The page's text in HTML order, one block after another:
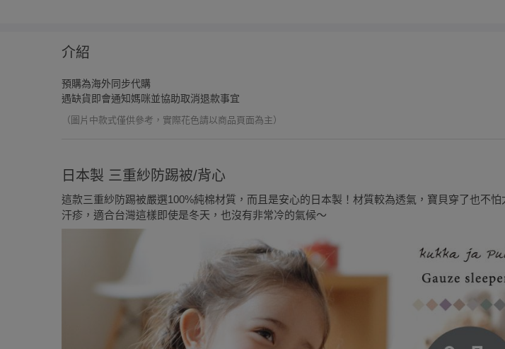
介紹
預購為海外同步代購
遇缺貨即會通知媽咪並協助取消退款事宜
（圖片中款式僅供參考，實際花色請以商品頁面為主）
日本製 三重紗防踢被/背心
這款三重紗防踢被嚴選100%純棉材質，而且是安心的日本製！材質較為透氣，寶貝穿了也不怕
汗疹，適合台灣這樣即使是冬天，也沒有非常冷的氣候～